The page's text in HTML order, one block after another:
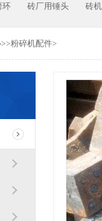
环 砖厂用锤头 砖
>>粉碎机配件>